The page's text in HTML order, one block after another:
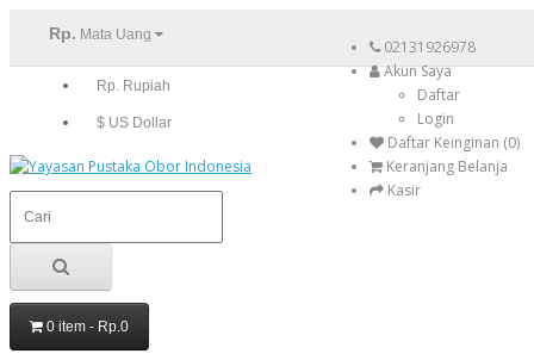
Rp. Mata Uang
Rp. Rupiah
$ US Dollar
02131926978
Akun Saya
Daftar
Login
Daftar Keinginan (0)
Keranjang Belanja
Kasir
0 item - Rp.0